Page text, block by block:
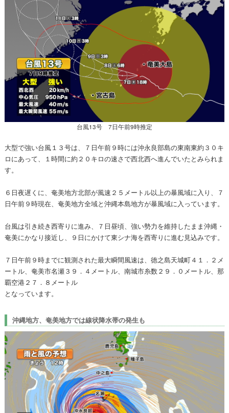
台風13号 7日午前9時推定
大型で強い台風１３号は、７日午前９時には沖永良部島の東南東約３０キ
ロにあって、１時間に約２０キロの速さで西北西へ進んでいたとみられま
す。
６日夜遅くに、奄美地方北部が風速２５メートル以上の暴風域に入り、７
日午前９時現在、奄美地方全域と沖縄本島地方が暴風域に入っています。
台風は引き続き西寄りに進み、７日昼頃、強い勢力を維持したまま沖縄・
奄美にかなり接近し、９日にかけて東シナ海を西寄りに進む見込みです。
７日午前９時までに観測された最大瞬間風速は、徳之島天城町４１．２メ
ートル、奄美市名瀬３９．４メートル、南城市糸数２９．０メートル、那
覇空港２７．８メートル
となっています。
沖縄地方、奄美地方では線状降水帯の発生も